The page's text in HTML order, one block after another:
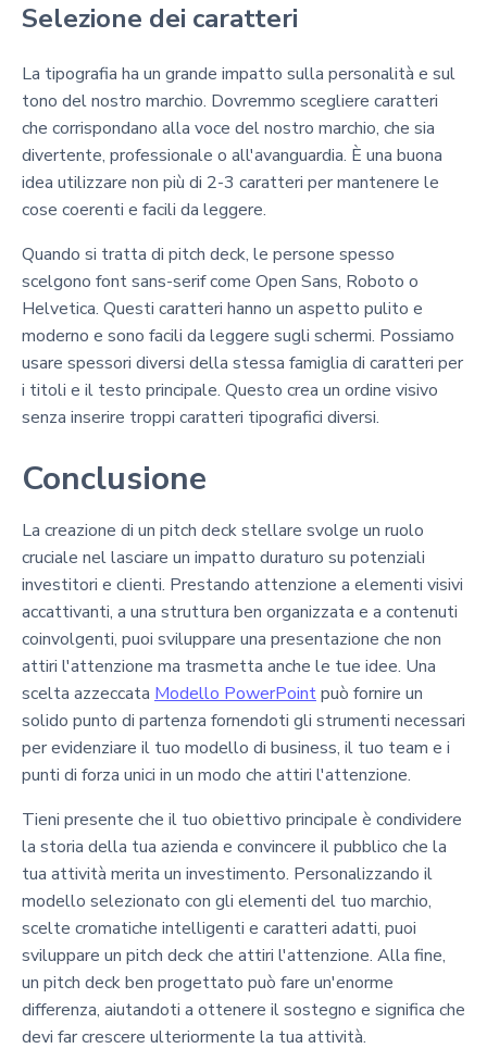
Selezione dei caratteri
La tipografia ha un grande impatto sulla personalità e sul
tono del nostro marchio. Dovremmo scegliere caratteri
che corrispondano alla voce del nostro marchio, che sia
divertente, professionale o all'avanguardia. È una buona
idea utilizzare non più di 2-3 caratteri per mantenere le
cose coerenti e facili da leggere.
Quando si tratta di pitch deck, le persone spesso
scelgono font sans-serif come Open Sans, Roboto o
Helvetica. Questi caratteri hanno un aspetto pulito e
moderno e sono facili da leggere sugli schermi. Possiamo
usare spessori diversi della stessa famiglia di caratteri per
i titoli e il testo principale. Questo crea un ordine visivo
senza inserire troppi caratteri tipografici diversi.
Conclusione
La creazione di un pitch deck stellare svolge un ruolo
cruciale nel lasciare un impatto duraturo su potenziali
investitori e clienti. Prestando attenzione a elementi visivi
accattivanti, a una struttura ben organizzata e a contenuti
coinvolgenti, puoi sviluppare una presentazione che non
attiri l'attenzione ma trasmetta anche le tue idee. Una
scelta azzeccata Modello PowerPointpuò fornire un
solido punto di partenza fornendoti gli strumenti necessari
per evidenziare il tuo modello di business, il tuo team e i
punti di forza unici in un modo che attiri l'attenzione.
Tieni presente che il tuo obiettivo principale è condividere
la storia della tua azienda e convincere il pubblico che la
tua attività merita un investimento. Personalizzando il
modello selezionato con gli elementi del tuo marchio,
scelte cromatiche intelligenti e caratteri adatti, puoi
sviluppare un pitch deck che attiri l'attenzione. Alla fine,
un pitch deck ben progettato può fare un'enorme
differenza, aiutandoti a ottenere il sostegno e significa che
devi far crescere ulteriormente la tua attività.